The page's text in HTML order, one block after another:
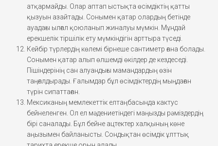
атқармайды. Олар аптап ыстықта өсімдіктің қатты
қызуын азайтады. Сонымен қатар олардың бетінде
ауадағы ылғал қоюланып жиналуы мүмкін. Мұндай
ерекшелік тіршілік ету мүмкіндігін арттыра түседі.
Кейбір түрлердің көлемі бірнеше сантиметр ғана болады.
Сонымен қатар алып өлшемді өкілдер де кездеседі.
Пішіндерінің сан алуандығы мамандардың өзін
таңғалдырады. Ғалымдар бұл өсімдіктердің мыңдаған
түрін сипаттаған.
Мексиканың мемлекеттік елтаңбасында кактус
бейнеленген. Ол ел мәдениетіндегі маңызды рәміздердің
бірі саналады. Бұл бейне ацтектер халқының көне
аңызымен байланысты. Сондықтан өсімдік ұлттық